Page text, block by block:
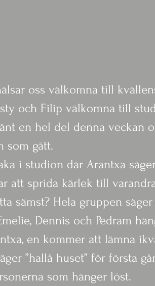
oss välkomna till
och Filip välkomna till
en hel del denna veckan
som gått.
i studion där Arantxa
att sprida kärlek till
sämst? Hela gruppen säger
Dennis och Pedram
en kommer att lämna
”hallå huset” för första
som hänger löst.